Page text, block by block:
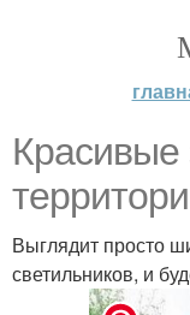
Красивые
Выглядит просто
светильников, и